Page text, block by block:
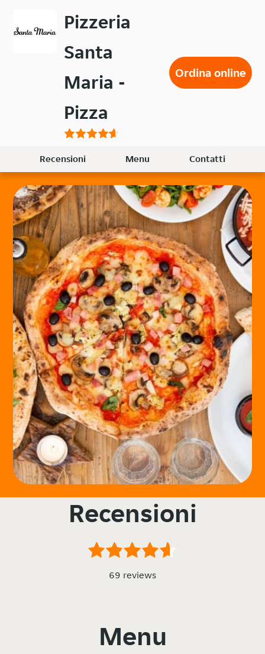
contenuto
Pizzeria
Santa
Maria -
Pizza
Ordina online
Recensioni Menu Contatti
Recensioni
69 reviews
Menu